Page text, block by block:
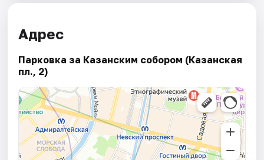
Адрес
Парковка за Казанским собором (Казанская
пл., 2)